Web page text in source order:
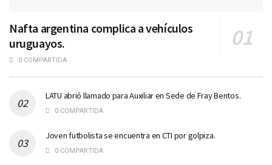
Nafta argentina complica a vehículos
uruguayos.
0 COMPARTIDA
LATU abrió llamado para Auxiliar en Sede de Fray Bentos.
0 COMPARTIDA
Joven futbolista se encuentra en CTI por golpiza.
0 COMPARTIDA